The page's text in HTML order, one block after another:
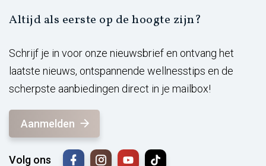
Altijd als eerste op de hoogte zijn?
Schrijf je in voor onze nieuwsbrief en ontvang het
laatste nieuws, ontspannende wellnesstips en de
scherpste aanbiedingen direct in je mailbox!
Aanmelden
Volg ons